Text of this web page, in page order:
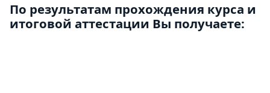
По результатам прохождения курса и
итоговой аттестации Вы получаете: